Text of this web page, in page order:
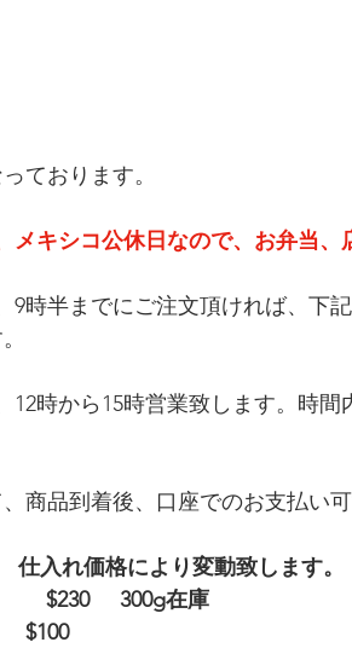
ております。
メキシコ公休日なので、お弁当、
9時半までにご注文頂ければ、下
12時から15時営業致します。時
商品到着後、口座でのお支払い
仕入れ価格により変動致します。
$230     300g在庫
$100